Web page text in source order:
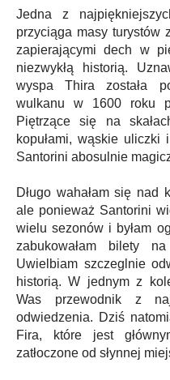
Jedna z
przyciąga masy turystów
zapierającymi dech w
niezwykłą historią.
wyspa Thira została
wulkanu w 1600 roku
Piętrzące się na
kopułami, wąskie uliczki
Santorini abosulnie
Długo wahałam się nad
ale ponieważ Santorini
wielu sezonów i byłam
zabukowałam bilety
Uwielbiam szczeglnie
historią. W jednym z
Was przewodnik z
odwiedzenia. Dziś
Fira, które jest
zatłoczone od słynnej